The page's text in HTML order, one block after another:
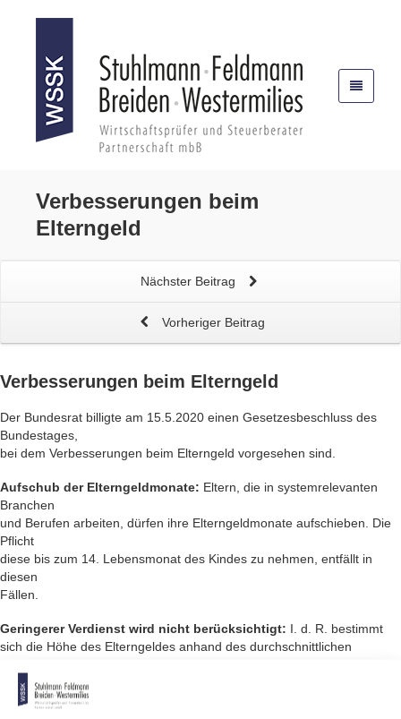
Verbesserungen beim
Elterngeld
Nächster Beitrag
Vorheriger Beitrag
Verbesserungen beim Elterngeld
Der Bundesrat billigte am 15.5.2020 einen Gesetzesbeschluss des
Bundes­tages,
bei dem Verbesserungen beim Elterngeld vorgesehen sind.
Aufschub der Elterngeldmonate: Eltern, die in systemrelevanten
Branchen
und Berufen arbeiten, dürfen ihre Elterngeldmonate aufschieben. Die
Pflicht
diese bis zum 14. Lebensmonat des Kindes zu nehmen, entfällt in
diesen
Fällen.
Geringerer Verdienst wird nicht berücksichtigt: I. d. R. bestimmt
sich die Höhe des Elterngeldes anhand des durchschnittlichen
der 12 Monate vor der Geburt. Erhalten Eltern aufgrund der Corona-
Pandemie ein